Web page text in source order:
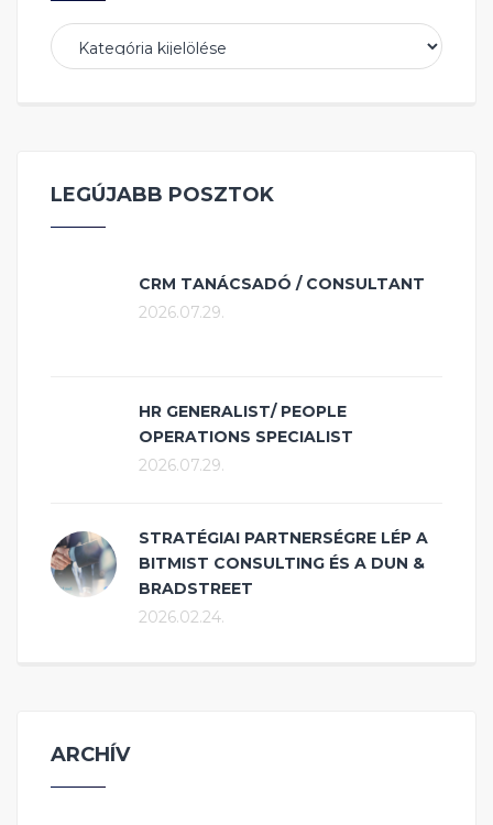
Kategóriák
LEGÚJABB POSZTOK
CRM TANÁCSADÓ / CONSULTANT
2026.07.29.
HR GENERALIST/ PEOPLE
OPERATIONS SPECIALIST
2026.07.29.
STRATÉGIAI PARTNERSÉGRE LÉP A
BITMIST CONSULTING ÉS A DUN &
BRADSTREET
2026.02.24.
ARCHÍV